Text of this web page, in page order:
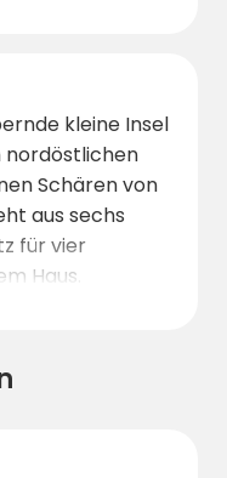
kleine Insel
nordöstlichen
Schären von
aus sechs
für vier
Haus.
das
Wenn Sie